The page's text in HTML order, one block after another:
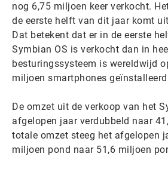
nog 6,75 miljoen keer verkocht.
de eerste helft van dit jaar komt
Dat betekent dat er in de eerste
Symbian OS is verkocht dan in
besturingssysteem is wereldwijd
miljoen smartphones
De omzet uit de verkoop van het
afgelopen jaar verdubbeld naar
totale omzet steeg het afgelopen
miljoen pond naar 51,6 miljoen